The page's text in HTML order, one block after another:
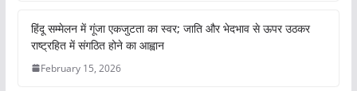
हिंदू सम्मेलन में गूंजा एकजुटता का स्वर; जाति और भेदभाव से ऊपर उठकर
राष्ट्रहित में संगठित होने का आह्वान
February 15, 2026